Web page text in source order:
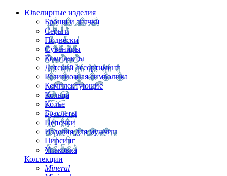
Ювелирные изделия
Броши и значки
Серьги
Подвески
Сувениры
Комплекты
Детский ассортимент
Религиозная символика
Комплектующие
Кольца
Колье
Браслеты
Цепочки
Изделия для мужчин
Пирсинг
Упаковка
Коллекции
Mineral